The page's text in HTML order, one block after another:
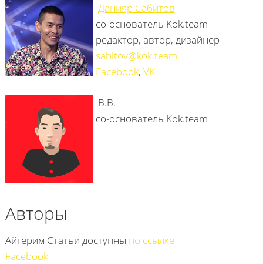
Данияр Сабитов
со-основатель Kok.team
редактор, автор, дизайнер
sabitov@kok.team
Facebook, VK
В.В.
со-основатель Kok.team
Авторы
Айгерим Статьи доступны по ссылке
Facebook